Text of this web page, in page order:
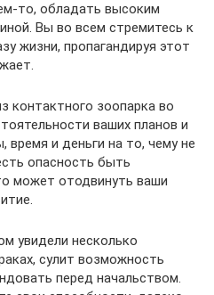
то, обладать высоким
Вы во всем стремитесь к
жизни, пропагандируя этот
контактного зоопарка во
ваших планов и
время и деньги на то, чему не
опасность быть
может отодвинуть ваши
увидели несколько
сулит возможность
перед начальством.